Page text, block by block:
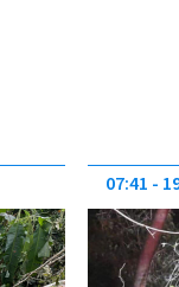
07:41